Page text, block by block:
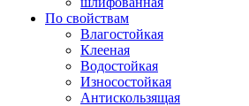
По свойствам
Влагостойкая
Клееная
Водостойкая
Износостойкая
Антискользящая